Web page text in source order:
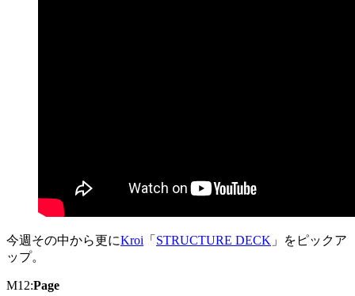
今週その中から更にKroi 「 STRUCTURE DECK 」をピックア
ップ。
M12:Page